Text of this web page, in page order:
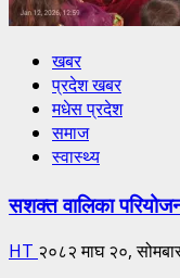
खबर
प्रदेश खबर
मधेस प्रदेश
समाज
स्वास्थ्य
सशक्त वालिका
HT २०८२ माघ २०,